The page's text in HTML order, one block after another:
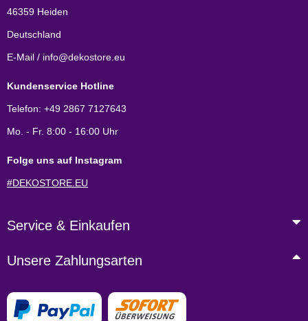
46359 Heiden
Deutschland
E-Mail / info@dekostore.eu
Kundenservice Hotline
Telefon: +49 2867 7127643
Mo. - Fr. 8:00 - 16:00 Uhr
Folge uns auf Instagram
#DEKOSTORE.EU
Service & Einkaufen
Unsere Zahlungsarten